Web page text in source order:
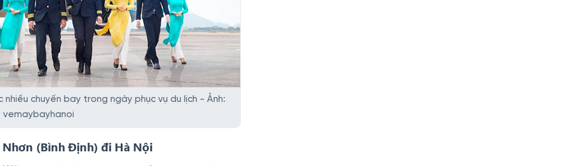
chuyến bay trong ngày phục vụ du lịch - Ảnh:
vemaybayhanoi
Nhơn (Bình Định) đi Hà Nội